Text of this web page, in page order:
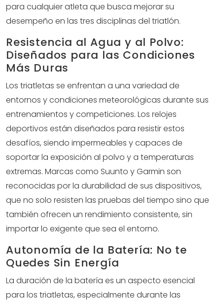
para cualquier atleta que busca mejorar su
desempeño en las tres disciplinas del triatlón.
Resistencia al Agua y al Polvo:
Diseñados para las Condiciones
Más Duras
Los triatletas se enfrentan a una variedad de
entornos y condiciones meteorológicas durante sus
entrenamientos y competiciones. Los relojes
deportivos están diseñados para resistir estos
desafíos, siendo impermeables y capaces de
soportar la exposición al polvo y a temperaturas
extremas. Marcas como Suunto y Garmin son
reconocidas por la durabilidad de sus dispositivos,
que no solo resisten las pruebas del tiempo sino que
también ofrecen un rendimiento consistente, sin
importar lo exigente que sea el entorno.
Autonomía de la Batería: No te
Quedes Sin Energía
La duración de la batería es un aspecto esencial
para los triatletas, especialmente durante las